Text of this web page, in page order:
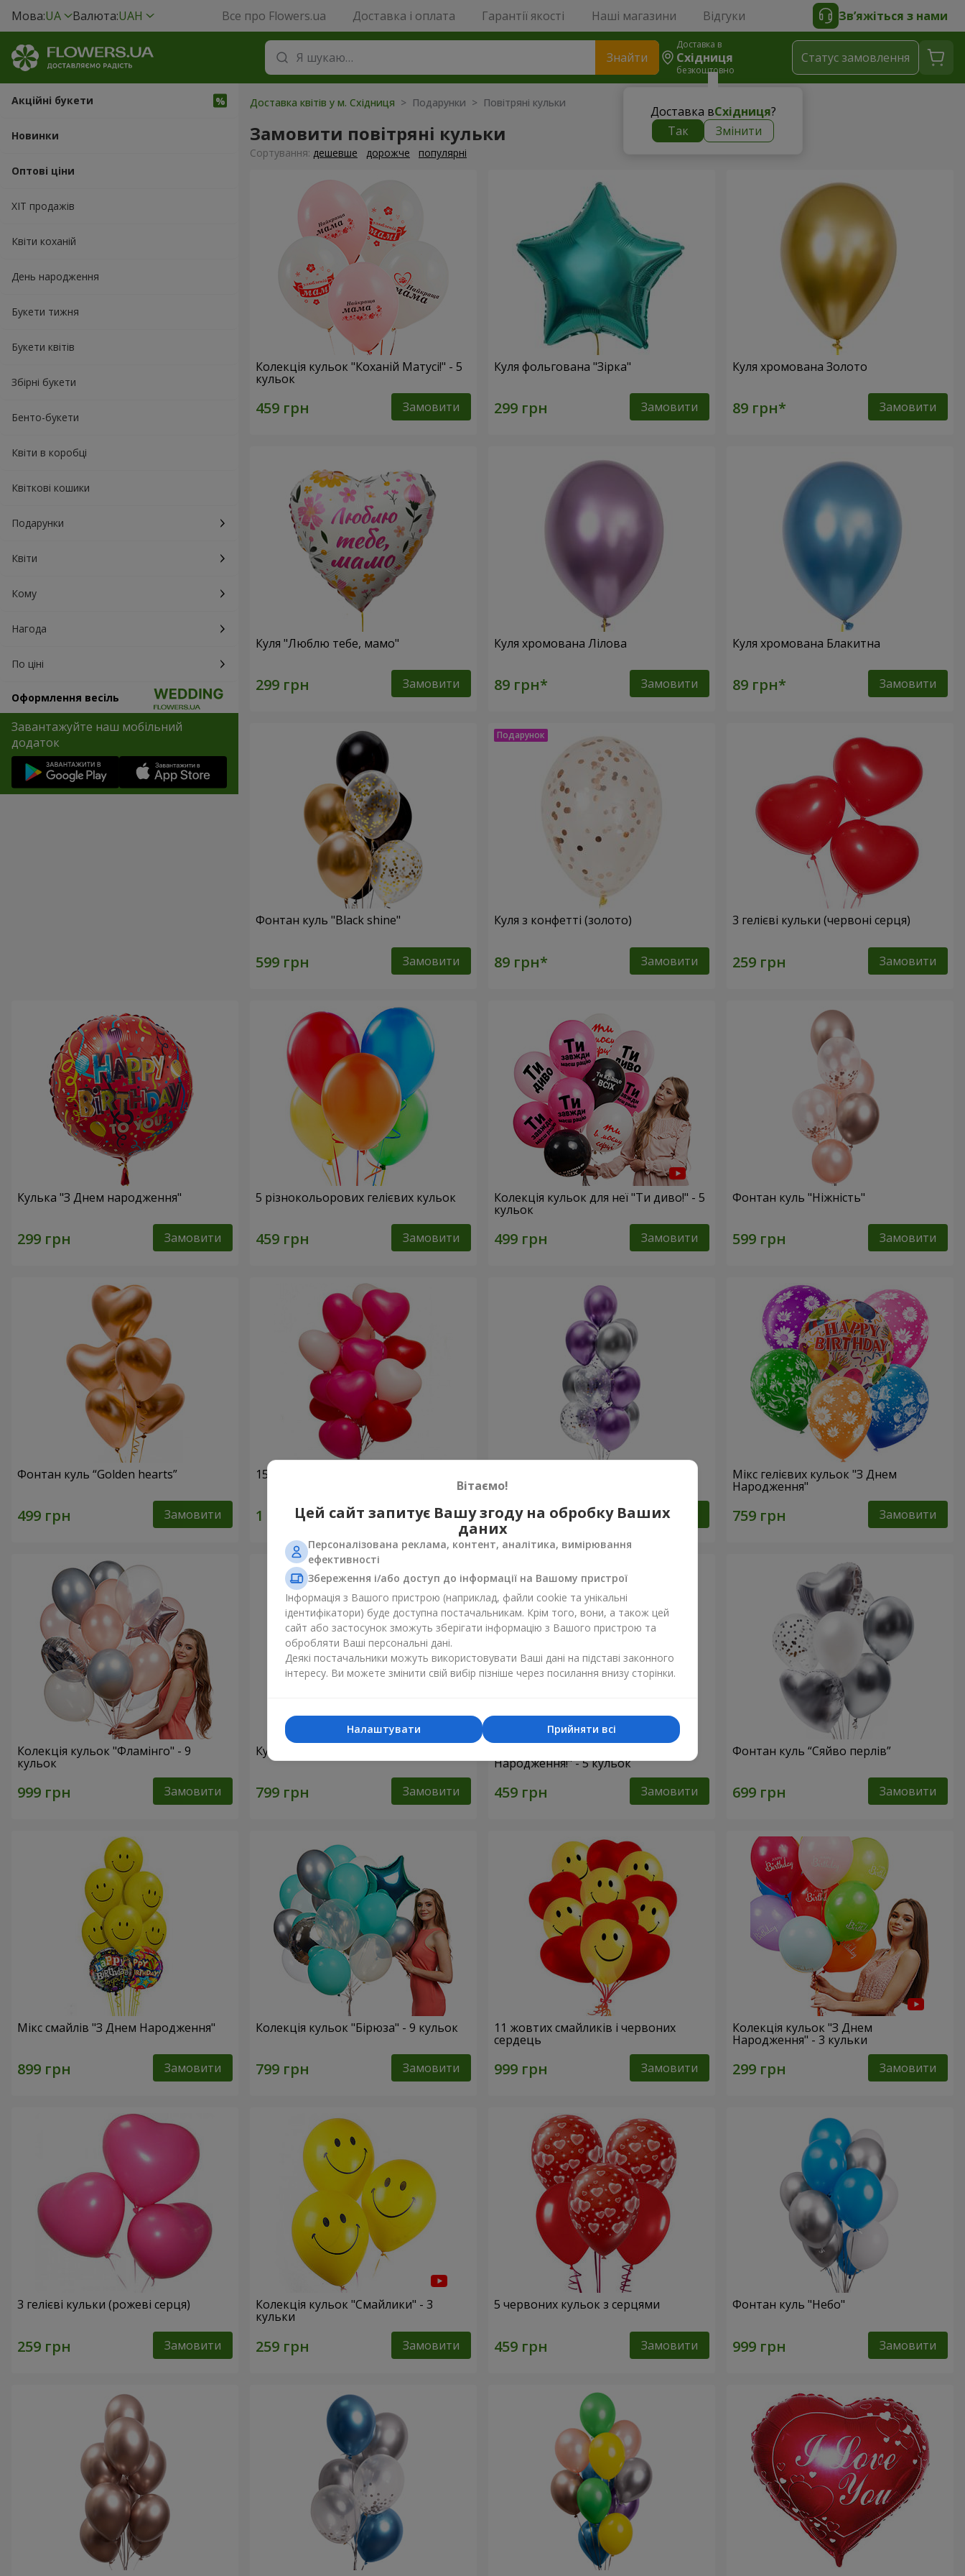
Мова:UA Валюта:UAH Все про Flowers.ua Доставка і оплата Гарантії якості Наші магазини Відгуки Зв’яжіться з нами
Знайти
Доставка в
Східниця
безкоштовно
Доставка вСхідниця?
Так
Змінити
Статус замовлення
Акційні букети
Новинки
Оптові ціни
ХІТ продажів
Квіти коханій
День народження
Букети тижня
Букети квітів
Збірні букети
Бенто-букети
Квіти в коробці
Квіткові кошики
Подарунки
Квіти
Кому
Нагода
По ціні
Оформлення весіль
Завантажуйте наш мобільний
додаток
Доставка квітів у м. Східниця > Подарунки > Повітряні кульки
Замовити повітряні кульки
Сортування: дешевше дорожче популярні
Колекція кульок "Коханій Матусі!" - 5
кульок
Замовити
Куля фольгована "Зірка"
Замовити
Куля хромована Золото
Замовити
Куля "Люблю тебе, мамо"
Замовити
Куля хромована Лілова
Замовити
Куля хромована Блакитна
Замовити
Фонтан куль "Black shine"
Замовити
Куля з конфетті (золото)
Замовити
3 гелієві кульки (червоні серця)
Замовити
Кулька "З Днем народження"
Замовити
5 різнокольорових гелієвих кульок
Замовити
Колекція кульок для неї "Ти диво!" - 5
кульок
Замовити
Фонтан куль "Ніжність"
Замовити
Фонтан куль “Golden hearts”
Замовити
15 гелієвих кульок (у формі сердець)
Замовити Замовити
Мікс гелієвих кульок "З Днем
Народження"
Замовити
Колекція кульок "Фламінго" - 9
кульок
Замовити
Кульки "Цифри"
Замовити
Народження!" - 5 кульок
Замовити
Фонтан куль “Сяйво перлів”
Замовити
Мікс смайлів "З Днем Народження"
Замовити
Колекція кульок "Бірюза" - 9 кульок
Замовити
11 жовтих смайликів і червоних
сердець
Замовити
Колекція кульок "З Днем
Народження" - 3 кульки
Замовити
3 гелієві кульки (рожеві серця)
Замовити
Колекція кульок "Смайлики" - 3
кульки
Замовити
5 червоних кульок з серцями
Замовити
Фонтан куль "Небо"
Замовити
Вітаємо!
Цей сайт запитує Вашу згоду на обробку Ваших
даних
Персоналізована реклама, контент, аналітика, вимірювання
ефективності
Збереження і/або доступ до інформації на Вашому пристрої
Інформація з Вашого пристрою (наприклад, файли cookie та унікальні
ідентифікатори) буде доступна постачальникам. Крім того, вони, а також цей
сайт або застосунок зможуть зберігати інформацію з Вашого пристрою та
обробляти Ваші персональні дані.
Деякі постачальники можуть використовувати Ваші дані на підставі законного
інтересу. Ви можете змінити свій вибір пізніше через посилання внизу сторінки.
Прийняти всі
Налаштувати